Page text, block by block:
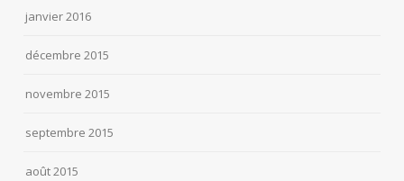
janvier 2016
décembre 2015
novembre 2015
septembre 2015
août 2015